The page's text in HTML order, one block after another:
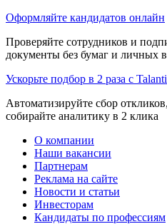
Оформляйте кандидатов онлайн
Проверяйте сотрудников и
документы без бумаг и личных
Ускорьте подбор в 2 раза с
Автоматизируйте сбор
собирайте аналитику в 2 клика
О компании
Наши вакансии
Партнерам
Реклама на сайте
Новости и статьи
Инвесторам
Кандидаты по профессиям